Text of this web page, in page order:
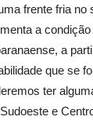
frente fria no
a
a
que se
ter
e